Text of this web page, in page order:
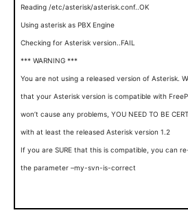
Reading /etc/asterisk/asterisk.conf..OK
Using asterisk as PBX Engine
Checking for Asterisk version..FAIL
*** WARNING ***
You are not using a released version of Asterisk.
that your Asterisk version is compatible with
won’t cause any problems, YOU NEED TO BE
with at least the released Asterisk version 1.2
If you are SURE that this is compatible, you can
the parameter –my-svn-is-correct